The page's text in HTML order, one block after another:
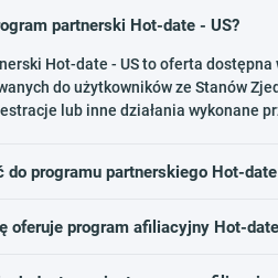
partnerski Hot-date - US?
Hot-date - US to oferta
do użytkowników ze Stanów
lub inne działania wykonane
do programu partnerskiego Hot-
oferuje program afiliacyjny Hot-